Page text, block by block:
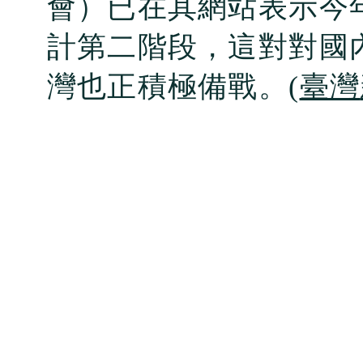
會）已在其網站表示
計第二階段，這對對國
灣也正積極備戰。 (臺灣